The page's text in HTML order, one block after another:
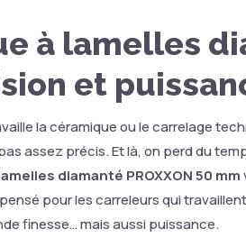
de rangement ultra solide
Sortimo Proxxon avec 2
rapide
à lamelles
et
la céramique ou le carrelage
assez précis. Et là, on perd du
diamanté PROXXON 50 mm
pour les carreleurs qui
finesse… mais aussi puissance.